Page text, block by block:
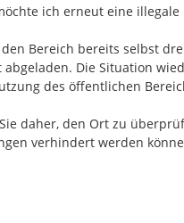
ich erneut eine
den Bereich bereits selbst
abgeladen. Die Situation
des öffentlichen
daher, den Ort zu
verhindert werden